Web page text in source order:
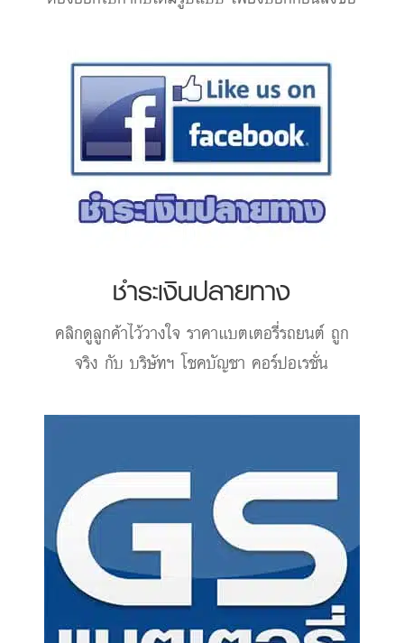
ชำระเงินปลายทาง
คลิกดูลูกค้าไว้วางใจ ราคาแบตเตอรี่รถยนต์ถูก
จริง กับ บริษัทฯ โชคบัญชา คอร์ปอเรชั่น